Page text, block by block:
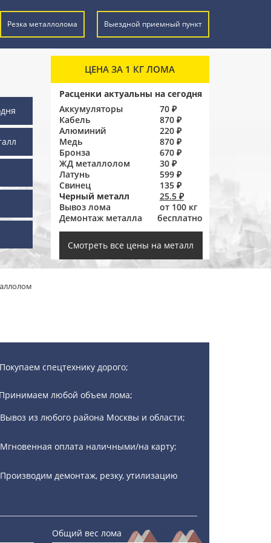
Резка металлолома Выездной приемный пункт
ЦЕНА ЗА 1 КГ ЛОМА
Расценки актуальны на сегодня
Аккумуляторы
70 ₽
Кабель
870 ₽
Алюминий
220 ₽
Медь
870 ₽
Бронза
670 ₽
ЖД металлолом
30 ₽
Латунь
599 ₽
Свинец
135 ₽
Черный металл
25.5 ₽
Вывоз лома
от 100 кг
Демонтаж металла
бесплатно
Смотреть все цены на металл
спецтехнику дорого;
любой объем лома;
Вывоз из любого района Москвы и области;
Мгновенная оплата наличными/на карту;
Производим демонтаж, резку, утилизацию
Общий вес лома